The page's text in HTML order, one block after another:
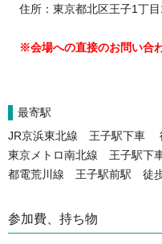
住所：東京都北区王子1丁目
※会場への直接のお問い合
最寄駅
JR京浜東北線 王子駅下車
東京メトロ南北線 王子駅下
都電荒川線 王子駅前駅 徒
参加費、持ち物